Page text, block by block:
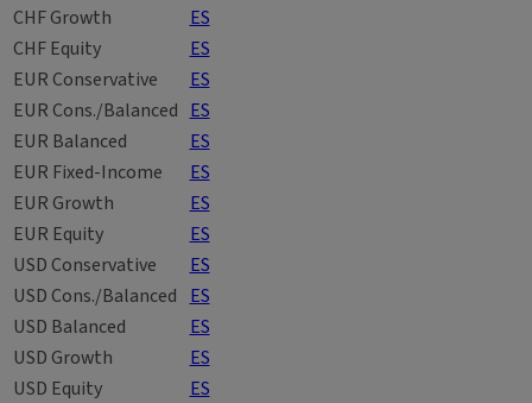
CHF Growth
ES
CHF Equity
ES
EUR Conservative
ES
EUR Cons./Balanced ES
EUR Balanced
ES
EUR Fixed-Income
ES
EUR Growth
ES
EUR Equity
ES
USD Conservative
ES
USD Cons./Balanced ES
USD Balanced
ES
USD Growth
ES
USD Equity
ES